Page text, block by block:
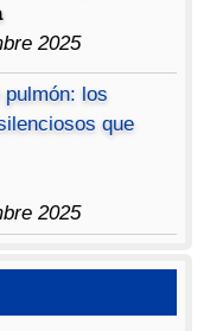
2025
los
que
2025